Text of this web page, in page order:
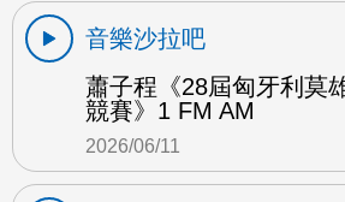
音樂沙拉吧
蕭子程《28屆匈牙利莫
競賽》1 FM AM
2026/06/11